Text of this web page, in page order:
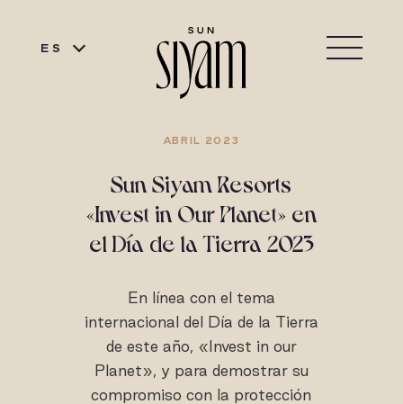
ES
ABRIL 2023
Sun Siyam Resorts
«Invest in Our Planet» en
el Día de la Tierra 2023
En línea con el tema
internacional del Día de la Tierra
de este año, «Invest in our
Planet», y para demostrar su
compromiso con la protección